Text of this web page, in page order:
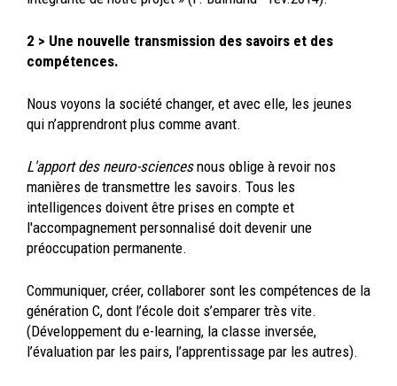
2 > Une nouvelle transmission des savoirs et des
compétences.
Nous voyons la société changer, et avec elle, les jeunes
qui n’apprendront plus comme avant.
L'apport des neuro-sciencesnous oblige à revoir nos
manières de transmettre les savoirs. Tous les
intelligences doivent être prises en compte et
l'accompagnement personnalisé doit devenir une
préoccupation permanente.
Communiquer, créer, collaborer sont les compétences de la
génération C, dont l’école doit s’emparer très vite.
(Développement du e-learning, la classe inversée,
l’évaluation par les pairs, l’apprentissage par les autres).